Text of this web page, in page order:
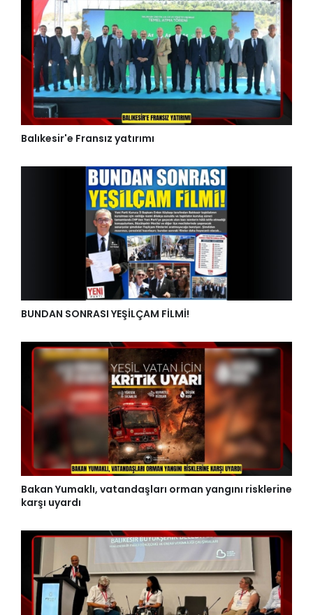
Balıkesir'e Fransız yatırımı
BUNDAN SONRASI YEŞİLÇAM FİLMİ!
Bakan Yumaklı, vatandaşları orman yangını risklerine
karşı uyardı